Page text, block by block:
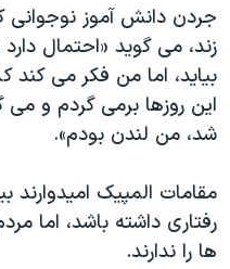
جردن دانش آموز نوجوانی
زند، می گوید «احتمال
بیاید، اما من فکر می کند
این روزها برمی گردم و می
شد، من لندن بودم».
مقامات المپیک امیدوارند
رفتاری داشته باشد، اما
ها را ندارند.